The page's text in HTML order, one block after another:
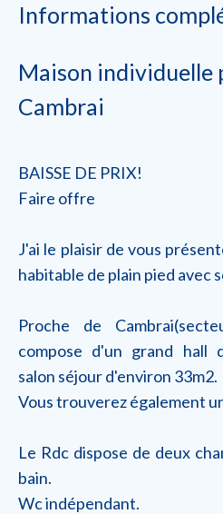
Informations
Maison individuelle
Cambrai
BAISSE DE PRIX!
Faire offre
J'ai le plaisir de vous
habitable de plain pied avec
Proche de
compose d'un grand hall
salon séjour d'environ 33m2.
Vous trouverez également
Le Rdc dispose de deux
bain.
Wc indépendant.